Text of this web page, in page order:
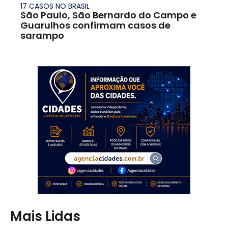
17 CASOS NO BRASIL
São Paulo, São Bernardo do Campo e
Guarulhos confirmam casos de
sarampo
Mais Lidas